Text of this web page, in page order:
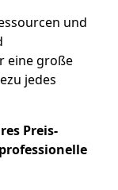
und
eine große
jedes
Preis-